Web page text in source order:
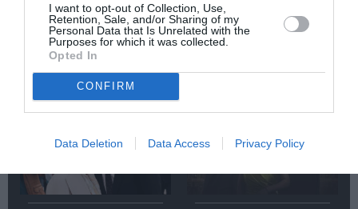
I want to opt-out of Collection, Use,
Retention, Sale, and/or Sharing of my
Personal Data that Is Unrelated with the
Purposes for which it was collected.
Opted In
CONFIRM
Data Deletion Data Access Privacy Policy
Δημοφιλή Άρθρα